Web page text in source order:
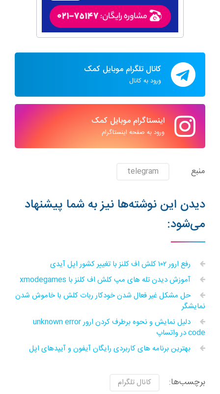
کانال تلگرام موبایل کمک
ورود به کانال
اینستاگرام موبایل کمک
ورود به صفحه اینستاگرام
منبع telegram
دیدن این نوشته‌ها نیز به شما پیشنهاد
می‌شود:
رفع ارور ۱۰۲ کلش اف کلنز با تغییر کشور اپل آیدی
آموزش دیدن تله های مپ کلش اف کلنز با xmodegames
حل مشکل غیر فعال شدن خودکار ربات کلش با خاموش شدن
نمایشگر
دلیل نمایش و نحوه برطرف کردن ارور unknown error
code در واتساپ
بهترین برنامه های کاربردی رایگان آیفون و آیپدهای اپل
برچسب‌ها: کانال تلگرام